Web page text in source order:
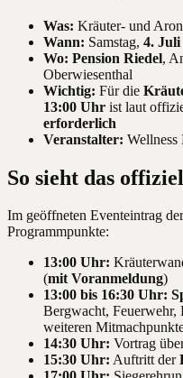
Was: Kräuter- und
Wann: Samstag, 4. Juli
Wo: Pension Riedel,
Oberwiesenthal
Wichtig: Für die
13:00 Uhr ist laut
erforderlich
Veranstalter: Wellness
So sieht das
Im geöffneten Eventeintrag
Programmpunkte:
13:00 Uhr:
(mit Voranmeldung)
13:00 bis 16:30 Uhr:
Bergwacht,
weiteren
14:30 Uhr: Vortrag
15:30 Uhr: Auftritt der